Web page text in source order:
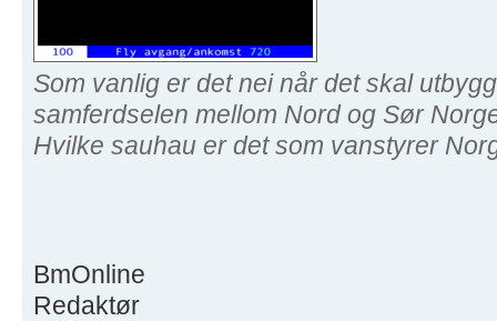
Som vanlig er det nei når det skal
samferdselen mellom Nord og Sør
Hvilke sauhau er det som vanstyrer
BmOnline
Redaktør